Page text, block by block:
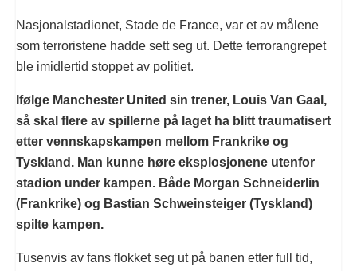
Nasjonalstadionet, Stade de France, var et av målene
som terroristene hadde sett seg ut. Dette terrorangrepet
ble imidlertid stoppet av politiet.
Ifølge Manchester United sin trener, Louis Van Gaal,
så skal flere av spillerne på laget ha blitt traumatisert
etter vennskapskampen mellom Frankrike og
Tyskland. Man kunne høre eksplosjonene utenfor
stadion under kampen. Både Morgan Schneiderlin
(Frankrike) og Bastian Schweinsteiger (Tyskland)
spilte kampen.
Tusenvis av fans flokket seg ut på banen etter full tid,